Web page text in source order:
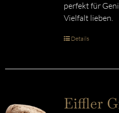
perfekt für
Vielfalt lieben.
Details
Eiffler